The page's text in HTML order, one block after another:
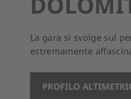
La gara si svolge sul
estremamente
PROFILO